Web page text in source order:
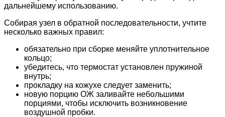
дальнейшему использованию.
Собирая узел в обратной последовательности, учтите
несколько важных правил:
обязательно при сборке меняйте уплотнительное
кольцо;
убедитесь, что термостат установлен пружиной
внутрь;
прокладку на кожухе следует заменить;
новую порцию ОЖ заливайте небольшими
порциями, чтобы исключить возникновение
воздушной пробки.